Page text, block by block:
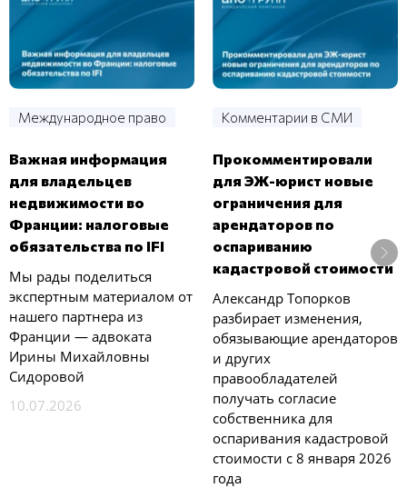
Международное право
Важная информация
для владельцев
недвижимости во
Франции: налоговые
обязательства по IFI
Мы рады поделиться
экспертным материалом от
нашего партнера из
Франции — адвоката
Ирины Михайловны
Сидоровой
10.07.2026
Комментарии в СМИ
Прокомментировали
для ЭЖ-юрист новые
ограничения для
арендаторов по
оспариванию
кадастровой стоимости
Александр Топорков
разбирает изменения,
обязывающие арендаторов
и других
правообладателей
получать согласие
собственника для
оспаривания кадастровой
стоимости с 8 января 2026
года